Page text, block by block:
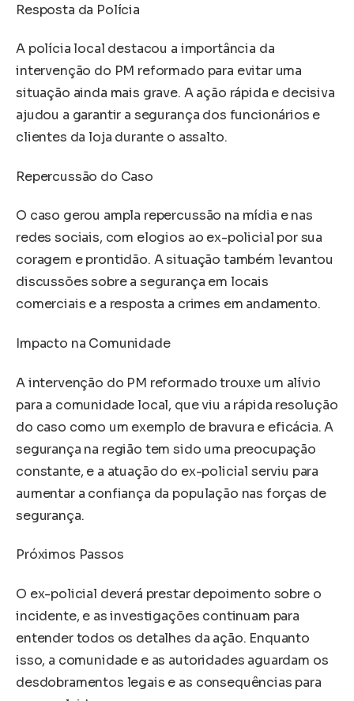
Resposta da Polícia
A polícia local destacou a importância da
intervenção do PM reformado para evitar uma
situação ainda mais grave. A ação rápida e decisiva
ajudou a garantir a segurança dos funcionários e
clientes da loja durante o assalto.
Repercussão do Caso
O caso gerou ampla repercussão na mídia e nas
redes sociais, com elogios ao ex-policial por sua
coragem e prontidão. A situação também levantou
discussões sobre a segurança em locais
comerciais e a resposta a crimes em andamento.
Impacto na Comunidade
A intervenção do PM reformado trouxe um alívio
para a comunidade local, que viu a rápida resolução
do caso como um exemplo de bravura e eficácia. A
segurança na região tem sido uma preocupação
constante, e a atuação do ex-policial serviu para
aumentar a confiança da população nas forças de
segurança.
Próximos Passos
O ex-policial deverá prestar depoimento sobre o
incidente, e as investigações continuam para
entender todos os detalhes da ação. Enquanto
isso, a comunidade e as autoridades aguardam os
desdobramentos legais e as consequências para